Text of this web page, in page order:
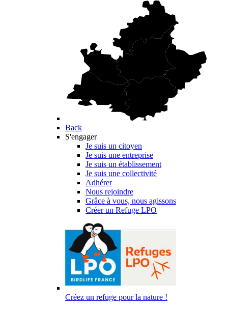
Back
S'engager
Je suis un citoyen
Je suis une entreprise
Je suis un établissement
Je suis une collectivité
Adhérer
Nous rejoindre
Grâce à vous, nous agissons
Créer un Refuge LPO
Créez un refuge pour la nature !